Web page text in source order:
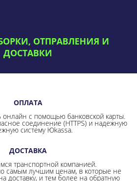
ОТПРАВЛЕНИЯ И
ДОСТАВКИ
ОПЛАТА
онлайн с помощью банковской карты.
соединение (HTTPS) и надежную
систему Юkassa.
ДОСТАВКА
транспортной компанией.
самым лучшим ценам, в которые не
доставку, и тем более на обратную